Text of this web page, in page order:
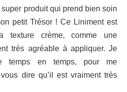
super produit qui prend bien soin
petit Trésor ! Ce Liniment est
texture crème, comme une
très agréable à appliquer. Je
temps en temps, pour me
dire qu’il est vraiment très